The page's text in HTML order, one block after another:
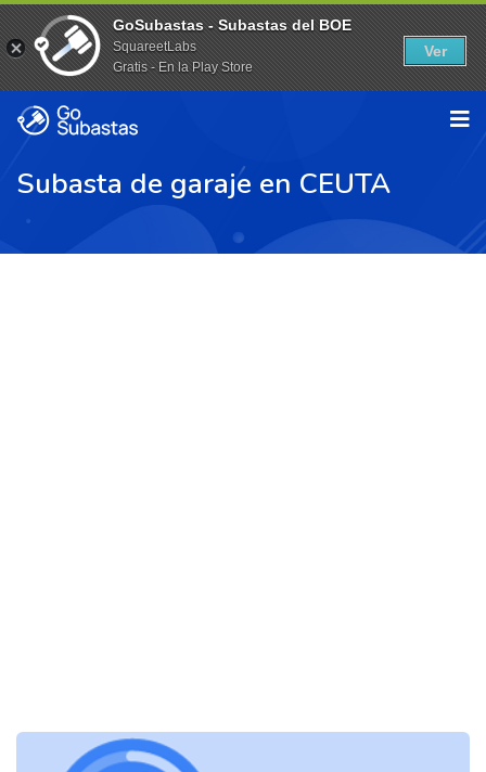
Subasta de garaje en CEUTA
GoSubastas - Subastas del BOE
SquareetLabs
Gratis - En la Play Store
Ver